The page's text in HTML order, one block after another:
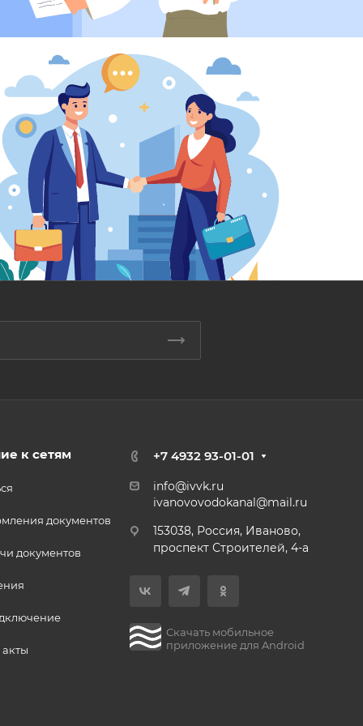
к сетям
документов
документов
+7 4932 93-01-01
info@ivvk.ru
ivanovovodokanal@mail.ru
153038, Россия, Иваново,
проспект Строителей, 4-а
Скачать мобильное
приложение для Android